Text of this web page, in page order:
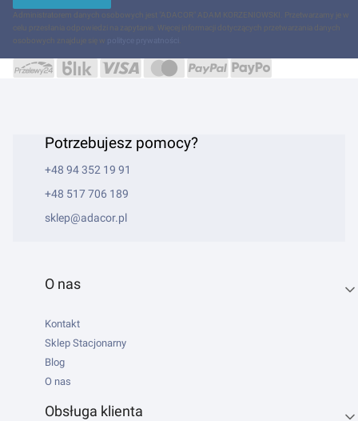
Administratorem danych osobowych jest "ADACOR" ADAM KORZENIOWSKI. Przetwarzamy je w
celu przesłania odpowiedzi na zapytanie. Więcej informacji dotyczących przetwarzania danych
osobowych znajduje się w
Potrzebujesz pomocy?
+48 94 352 19 91
+48 517 706 189
sklep@adacor.pl
Linki w stopce
O nas
Kontakt
Sklep Stacjonarny
Blog
O nas
Obsługa klienta